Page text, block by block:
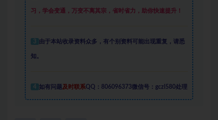
习，学会变通，万变不离其宗，省时省力，助你快速提升！
3 由于本站收录资料众多，有个别资料可能出现重复，请悉
知。
4 如有问题 及时联系QQ：806096373微信号：gczl580处理